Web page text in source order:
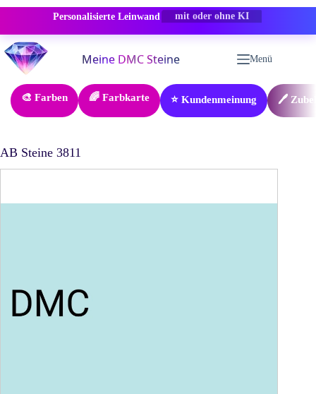
Personalisierte Leinwand -50% RABATT
Zum
Inhalt
springen
Menü
🎨 Farben 🌈 Farbkarte ⭐ Kundenmeinung 🖊️
AB Steine 3811